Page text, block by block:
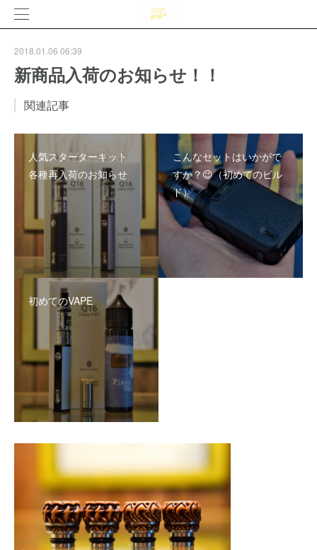
2018.01.06 06:39
新商品入荷のお知らせ！！
関連記事
人気スターターキット
各種再入荷のお知らせ
こんなセットはいかがで
すか？😉（初めてのビル
ド）
初めてのVAPE